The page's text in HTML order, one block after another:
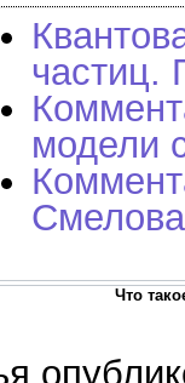
модели
Что